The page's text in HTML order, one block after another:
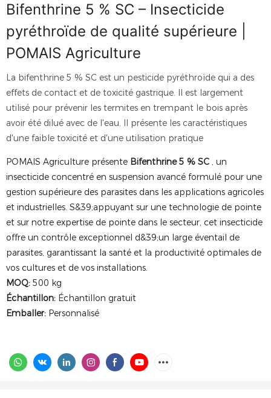
Bifenthrine 5 % SC – Insecticide
pyréthroïde de qualité supérieure |
POMAIS Agriculture
La bifenthrine 5 % SC est un pesticide pyréthroïde qui a des
effets de contact et de toxicité gastrique. Il est largement
utilisé pour prévenir les termites en trempant le bois après
avoir été dilué avec de l'eau. Il présente les caractéristiques
d'une faible toxicité et d'une utilisation pratique
POMAIS Agriculture présente Bifenthrine 5 % SC , un
insecticide concentré en suspension avancé formulé pour une
gestion supérieure des parasites dans les applications agricoles
et industrielles. S&39;appuyant sur une technologie de pointe
et sur notre expertise de pointe dans le secteur, cet insecticide
offre un contrôle exceptionnel d&39;un large éventail de
parasites, garantissant la santé et la productivité optimales de
vos cultures et de vos installations.
MOQ: 500 kg
Échantillon: Échantillon gratuit
Emballer: Personnalisé